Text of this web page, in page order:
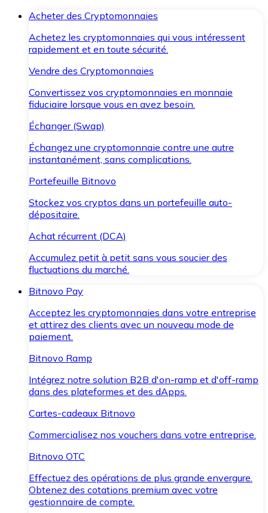
Acheter des Cryptomonnaies
Achetez les cryptomonnaies qui vous intéressent
rapidement et en toute sécurité.
Vendre des Cryptomonnaies
Convertissez vos cryptomonnaies en monnaie
fiduciaire lorsque vous en avez besoin.
Échanger (Swap)
Échangez une cryptomonnaie contre une autre
instantanément, sans complications.
Portefeuille Bitnovo
Stockez vos cryptos dans un portefeuille auto-
dépositaire.
Achat récurrent (DCA)
Accumulez petit à petit sans vous soucier des
fluctuations du marché.
Bitnovo Pay
Acceptez les cryptomonnaies dans votre entreprise
et attirez des clients avec un nouveau mode de
paiement.
Bitnovo Ramp
Intégrez notre solution B2B d'on-ramp et d'off-ramp
dans des plateformes et des dApps.
Cartes-cadeaux Bitnovo
Commercialisez nos vouchers dans votre entreprise.
Bitnovo OTC
Effectuez des opérations de plus grande envergure.
Obtenez des cotations premium avec votre
gestionnaire de compte.